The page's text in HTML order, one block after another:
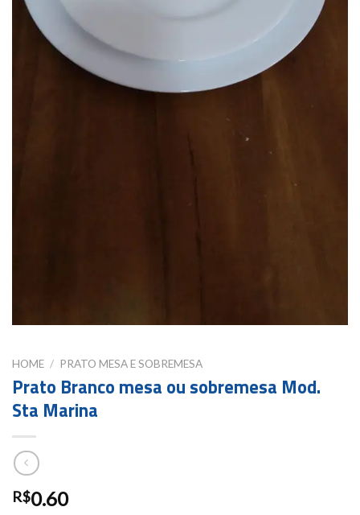
HOME / PRATO MESA E SOBREMESA
Prato Branco mesa ou sobremesa Mod.
Sta Marina
R$0.60